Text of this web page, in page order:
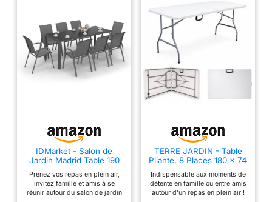
IDMarket - Salon de
Jardin Madrid Table 190
empilables Gris
Anthracite
Prenez vos repas en plein air,
invitez famille et amis à se
réunir autour du salon de jardin
TERRE JARDIN - Table
Pliante, 8 Places 180 x 74
Table Pliante Exterieur,
Interieur Rectangulaire -
Table de Jardin Pliante
Indispensable aux moments de
détente en famille ou entre amis
autour d'un repas en plein air !